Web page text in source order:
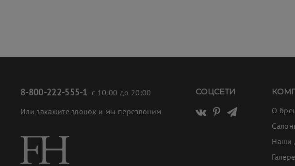
8-800-222-555-1 с 10:00 до 20:00
Или закажите звонок и мы перезвоним
СОЦСЕТИ
О
Наши